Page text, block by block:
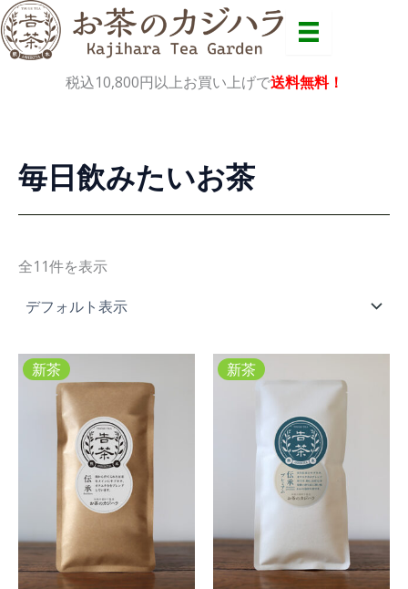
内
容
税込10,800円以上お買い上げで送料無料！
毎日飲みたいお茶
全11件を表示
新茶 新茶